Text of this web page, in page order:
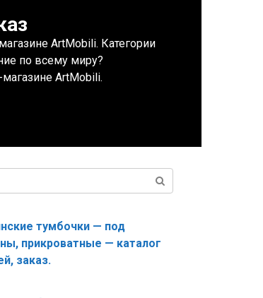
ArtMobili. Категории
по всему миру?
ArtMobili.
тумбочки — под
прикроватные — каталог
заказ.